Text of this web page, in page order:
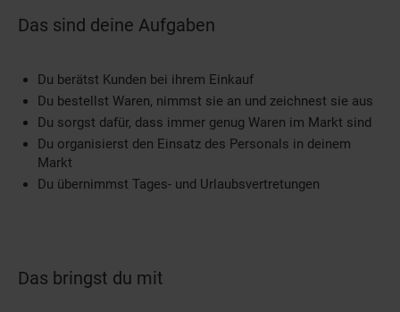
Das sind deine Aufgaben
Du berätst Kunden bei ihrem Einkauf
Du bestellst Waren, nimmst sie an und zeichnest sie aus
Du sorgst dafür, dass immer genug Waren im Markt sind
Du organisierst den Einsatz des Personals in deinem
Markt
Du übernimmst Tages- und Urlaubsvertretungen
Das bringst du mit